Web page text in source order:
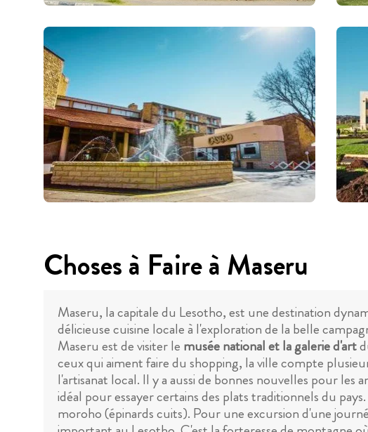
Choses à Faire à Maseru
Maseru, la capitale du Lesotho, est une destination
délicieuse cuisine locale à l'exploration de la belle
Maseru est de visiter le musée national et la galerie d'art
ceux qui aiment faire du shopping, la ville compte
l'artisanat local. Il y a aussi de bonnes nouvelles pour
idéal pour essayer certains des plats traditionnels du
moroho (épinards cuits). Pour une excursion d'une